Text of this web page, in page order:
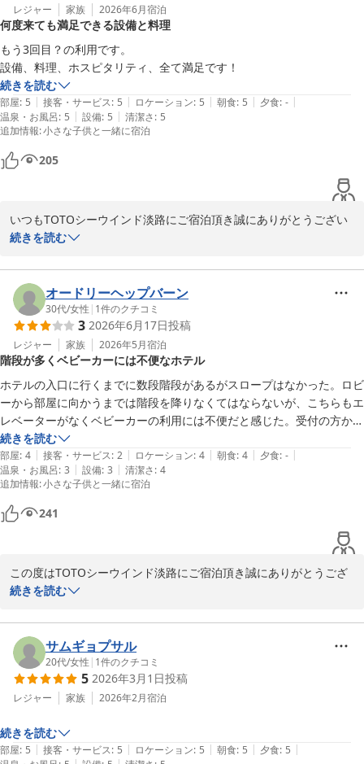
ありがとうございました。
TOTOシーウインド淡路　豊島
ＴＯＴＯシーウィンド淡路 ＜淡路島＞
2026-08-02
レジャー 家族 2026年6月宿泊
何度来ても満足できる設備と料理
もう3回目？の利用です。
設備、料理、ホスピタリティ、全て満足です！
続きを読む
部屋: 5 | 接客・サービス: 5 | ロケーション: 5 | 朝食: 5 | 夕食: - |
温泉・お風呂: 5 | 設備: 5 | 清潔さ: 5
追加情報:小さな子供と一緒に宿泊
205
いつもTOTOシーウインド淡路にご宿泊頂き誠にありがとうござい
ます。
価を頂き重ねてお御礼申し上げます。
次回ご宿泊の際も、ご満足頂ける様にスタッフ一同努めて参りま
す。
是非次回も当館にして頂き、ごゆっくりとお寛ぎいただければ幸い
です。
ありがとうございました。
TOTOシーウインド淡路　豊島
ＴＯＴＯシーウィンド淡路 ＜淡路島＞
2026-06-27
続きを読む
オードリーヘップバーン
30代/女性 | 1件のクチコミ
3 2026年6月17日投稿
レジャー 家族 2026年5月宿泊
階段が多くベビーカーには不便なホテル
ホテルの入口に行くまでに数段階段があるがスロープはなかった。ロビ
ーから部屋に向かうまでは階段を降りなくてはならないが、こちらもエ
レベーターがなくベビーカーの利用には不便だと感じた。受付の方か
ら、お手伝いましょうかなどお声がけがあればありがたかったがそれも
なかった。
朝食は土鍋ごはんで美味しかった。バイキング形式で納豆なども用意さ
れていたが、なくても十分満足できる量であった。
続きを読む
部屋: 4 | 接客・サービス: 2 | ロケーション: 4 | 朝食: 4 | 夕食: - |
温泉・お風呂: 3 | 設備: 3 | 清潔さ: 4
追加情報:小さな子供と一緒に宿泊
241
この度はTOTOシーウインド淡路にご宿泊頂き誠にありがとうござ
いました。
階段なども多く、ご不便をお掛けすることもございますが、大階段
や大きな本棚、テラスから見渡す絶景等、他にはない雰囲気でのご
宿泊をお楽しみ頂けます。
また、季節ごとに地元の旬な食材を使用したお料理を用意してい
ますので、次回はぜひ夕食もお召し上がりいただければ幸いです。
TOTOシーウインド淡路　支配人　豊島
続きを読む
サムギョプサル
20代/女性 | 1件のクチコミ
5 2026年3月1日投稿
レジャー 家族 2026年2月宿泊
続きを読む
部屋: 5 | 接客・サービス: 5 | ロケーション: 5 | 朝食: 5 | 夕食: 5 |